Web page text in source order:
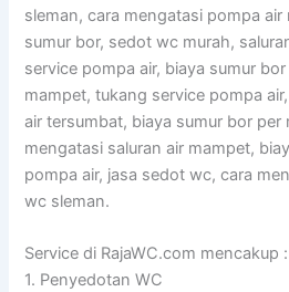
sleman, cara mengatasi pompa air
sumur bor, sedot wc murah,
service pompa air, biaya sumur
mampet, tukang service pompa
air tersumbat, biaya sumur bor per
mengatasi saluran air mampet,
pompa air, jasa sedot wc, cara
wc sleman.
Service di RajaWC.com mencakup :
1. Penyedotan WC